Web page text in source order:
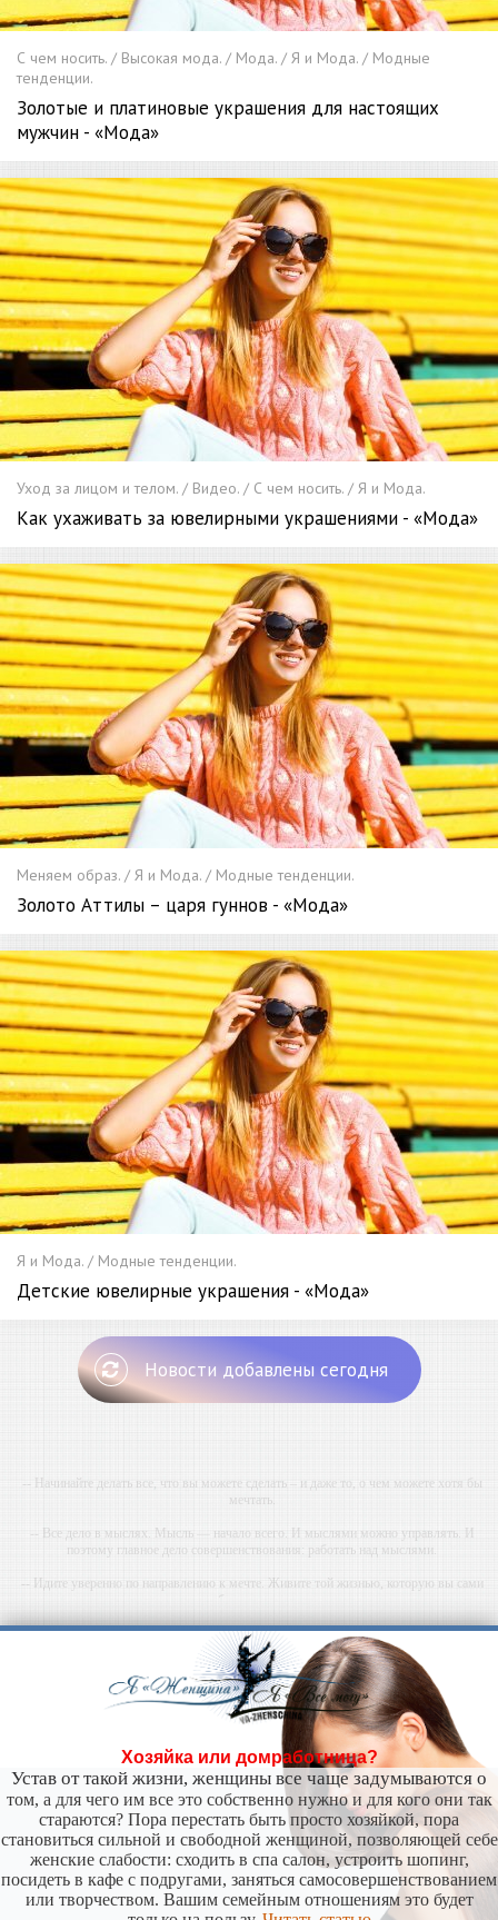
С чем носить. / Высокая мода. / Мода. / Я и Мода. / Модные
тенденции.
Золотые и платиновые украшения для настоящих
мужчин - «Мода»
Уход за лицом и телом. / Видео. / С чем носить. / Я и Мода.
Как ухаживать за ювелирными украшениями - «Мода»
Меняем образ. / Я и Мода. / Модные тенденции.
Золото Аттилы – царя гуннов - «Мода»
Я и Мода. / Модные тенденции.
Детские ювелирные украшения - «Мода»
Новости добавлены сегодня
-- Начинайте делать все, что вы можете сделать – и даже то, о чем можете хотя бы
мечтать.
-- Все дело в мыслях. Мысль — начало всего. И мыслями можно управлять. И
поэтому главное дело совершенствования: работать над мыслями.
-- Идите уверенно по направлению к мечте. Живите той жизнью, которую вы сами
-- Самое большое богатство — это ум. Самая большая нищета — глупость. Из всех
страхов самый пугающий — самолюбование.
-- Лучшее, что можно сделать с хорошим советом, это пропустить его мимо ушей. Он
никогда не бывает полезен никому, кроме того, кто его дал.
-- Люблю давать советы и очень не люблю, когда их дают мне.
Хозяйка или домработница?
Устав от такой жизни, женщины все чаще задумываются о
том, а для чего им все это собственно нужно и для кого они так
стараются? Пора перестать быть просто хозяйкой, пора
становиться сильной и свободной женщиной, позволяющей себе
женские слабости: сходить в спа салон, устроить шопинг,
посидеть в кафе с подругами, заняться самосовершенствованием
или творчеством. Вашим семейным отношениям это будет